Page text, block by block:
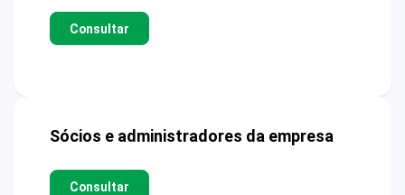
Consultar
Sócios e administradores da empresa
Consultar